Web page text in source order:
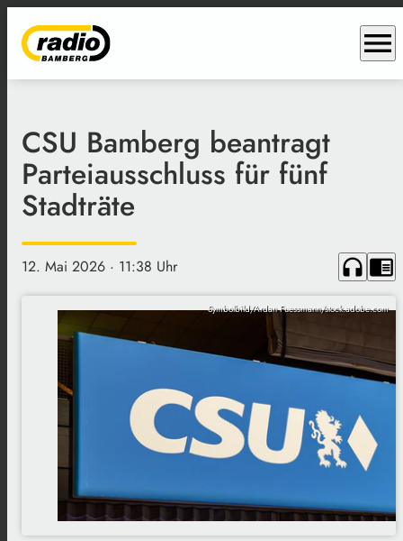
menu
CSU Bamberg beantragt
Parteiausschluss für fünf
Stadträte
12. Mai 2026 · 11:38 Uhr headphones chrome_reader_mode
Symbolbild/Ardan Fuessmann/stock.adobe.com